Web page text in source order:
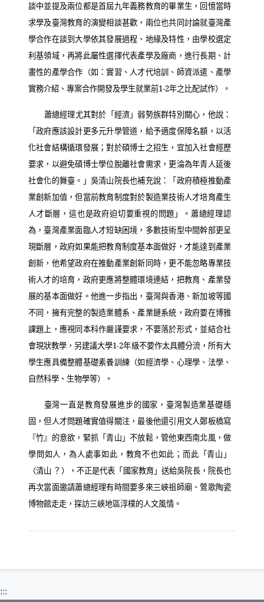
談中並提及兩位都是首屆九年義務教育的畢業生，回憶當時
求學及臺灣教育的演變相談甚歡，兩位也共同討論就臺灣產
學合作在談到大學依其發展過程、地緣及特性，由學校選定
利基領域，再將此屬性選擇代表產學及廠商，進行長期、計
畫性的產學合作（如：實習、人才代培訓、師資派遣、產學
實務介紹、專案合作開發及學生就業前1-2年之比配試作）。
蕭總經理尤其對於「經濟」弱勢族群特別關心，他說：
「政府應該設計更多元升學管道，給予適度保障名額，以活
化社會結構循環發展；對於碩博士之招生，宜加入社會經歷
要求，以避免碩博士學位脫離社會需求，更淪為年青人延後
社會化的舞臺。」吳清山院長也補充說：「政府積極推動產
業創新加值，但當前教育制度對於製造業技術人才培育產生
人才斷層，這也是政府迫切要重視的問題」。蕭總經理認
為，臺灣產業面臨人才短缺困境，多數技術型中間幹部更呈
現斷層，政府如果能把教育制度基本面做好，才能達到產業
創新，他希望政府在推動產業創新同時，更不能忽略專業技
術人才的培育，政府更應將整體環境連結，把教育、產業發
展的基本面做好。他進一步指出，臺灣與香港、新加坡等國
不同，擁有完整的製造業體系、產業鏈系統，政府要在博雅
課題上，應視同本科作嚴謹要求，不要落於形式，並結合社
會現狀教學，另建議大學1-2年級不要作太具體分流，所有大
學生應具備整體基礎素養訓練（如經濟學、心理學、法學、
自然科學、生物學等）。
臺灣一直是教育發展進步的國家，臺灣製造業基礎穩
固，但人才問題確實值得關注，最後他還引用文人鄭板橋寫
『竹』的意欲，緊抓「青山」不放鬆，管他東西南北風，做
學問如人，為人處事如此，教育不也如此；而此「青山」
（清山 ？），不正是代表「國家教育」送給吳院長，院長也
再次當面邀請蕭總經理有時間要多來三峽祖師廟、鶯歌陶瓷
博物館走走，探訪三峽地區淳樸的人文風情。
:::